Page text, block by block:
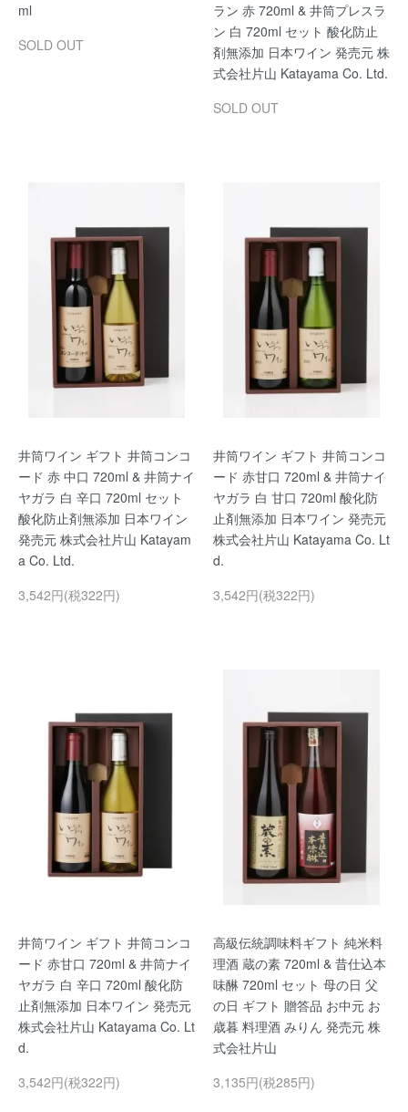
ml
SOLD OUT
ラン 赤 720ml & 井筒プレスラ
ン 白 720ml セット 酸化防止
剤無添加 日本ワイン 発売元 株
式会社片山 Katayama Co. Ltd.
SOLD OUT
井筒ワイン ギフト 井筒コンコ
ード 赤 中口 720ml & 井筒ナイ
ヤガラ 白 辛口 720ml セット
酸化防止剤無添加 日本ワイン
発売元 株式会社片山 Katayam
a Co. Ltd.
3,542円(税322円)
井筒ワイン ギフト 井筒コンコ
ード 赤甘口 720ml & 井筒ナイ
ヤガラ 白 甘口 720ml 酸化防
止剤無添加 日本ワイン 発売元
株式会社片山 Katayama Co. Lt
d.
3,542円(税322円)
井筒ワイン ギフト 井筒コンコ
ード 赤甘口 720ml & 井筒ナイ
ヤガラ 白 辛口 720ml 酸化防
止剤無添加 日本ワイン 発売元
株式会社片山 Katayama Co. Lt
d.
3,542円(税322円)
高級伝統調味料ギフト 純米料
理酒 蔵の素 720ml & 昔仕込本
味醂 720ml セット 母の日 父
の日 ギフト 贈答品 お中元 お
歳暮 料理酒 みりん 発売元 株
式会社片山
3,135円(税285円)